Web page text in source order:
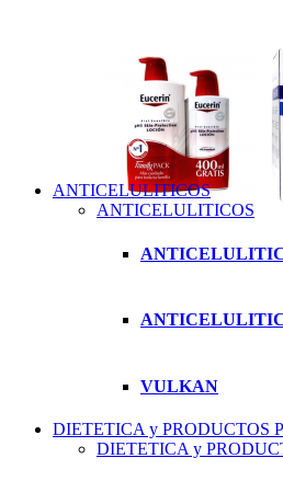
ANTICELULITICOS
ANTICELULITICOS
VULKAN
DIETETICA y PRODUCTOS
DIETETICA y